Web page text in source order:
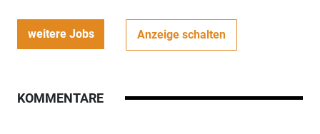
weitere Jobs Anzeige schalten
KOMMENTARE